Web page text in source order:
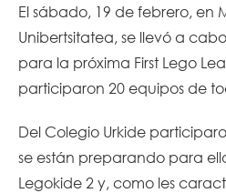
El sábado, 19 de febrero, en
Unibertsitatea, se llevó a
para la próxima First Lego
participaron 20 equipos de
Del Colegio Urkide
se están preparando para
Legokide 2 y, como les